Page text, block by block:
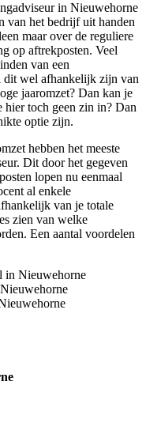
in Nieuwehorne
van het bedrijf uit handen
maar over de reguliere
op aftrekposten. Veel
van een
dit wel afhankelijk zijn van
jaaromzet? Dan kan je
hier toch geen zin in? Dan
optie zijn.
hebben het meeste
Dit door het gegeven
lopen nu eenmaal
al enkele
van je totale
zien van welke
Een aantal voordelen
in Nieuwehorne